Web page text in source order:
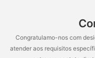
Congratulamo-nos com
atender aos requisitos